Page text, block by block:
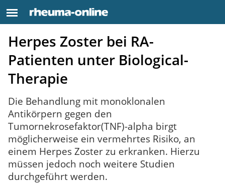
Herpes Zoster bei RA-
Patienten unter Biological-
Therapie
Die Behandlung mit monoklonalen
Antikörpern gegen den
Tumornekrosefaktor(TNF)-alpha birgt
möglicherweise ein vermehrtes Risiko, an
einem Herpes Zoster zu erkranken. Hierzu
müssen jedoch noch weitere Studien
durchgeführt werden.